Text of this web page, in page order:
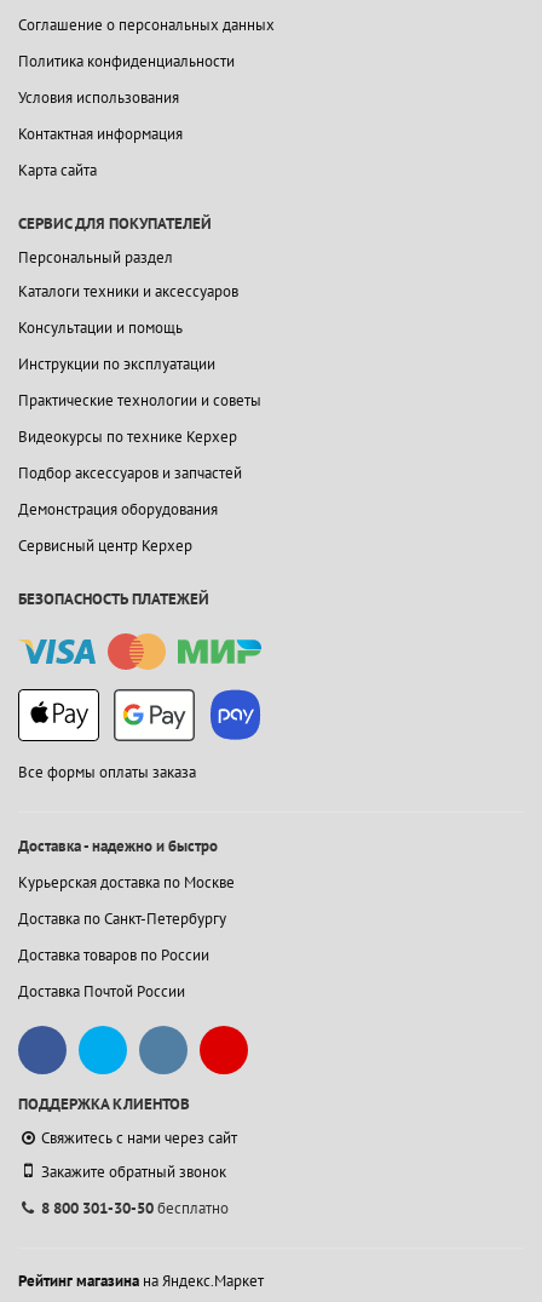
Соглашение о персональных данных
Политика конфиденциальности
Условия использования
Контактная информация
Карта сайта
СЕРВИС ДЛЯ ПОКУПАТЕЛЕЙ
Персональный раздел
Каталоги техники и аксессуаров
Консультации и помощь
Инструкции по эксплуатации
Практические технологии и советы
Видеокурсы по технике Керхер
Подбор аксессуаров и запчастей
Демонстрация оборудования
Сервисный центр Керхер
БЕЗОПАСНОСТЬ ПЛАТЕЖЕЙ
Все формы оплаты заказа
Доставка - надежно и быстро
Курьерская доставка по Москве
Доставка по Санкт-Петербургу
Доставка товаров по России
Доставка Почтой России
ПОДДЕРЖКА КЛИЕНТОВ
Свяжитесь с нами через сайт
Закажите обратный звонок
8 800 301-30-50бесплатно
Рейтинг магазина на Яндекс.Маркет